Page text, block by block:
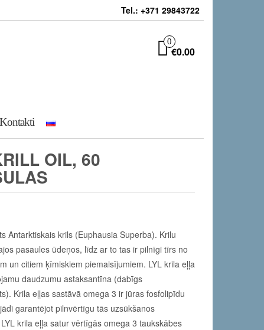
Tel.: +371 29843722
0
€0.00
Kontakti
OIL, 60
Antarktiskais krils (Euphausia Superba). Krilu
pasaules ūdeņos, līdz ar to tas ir pilnīgi tīrs no
un citiem ķīmiskiem piemaisījumiem. LYL krila eļļa
daudzumu astaksantīna (dabīgs
Krila eļļas sastāvā omega 3 ir jūras fosfolipīdu
garantējot pilnvērtīgu tās uzsūkšanos
krila eļļa satur vērtīgās omega 3 taukskābes